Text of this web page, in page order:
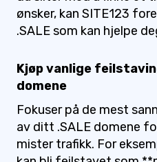
ønsker, kan SITE123
.SALE som kan hjelpe
Kjøp vanlige
domene
Fokuser på de mest
av ditt .SALE domene
mister trafikk. For